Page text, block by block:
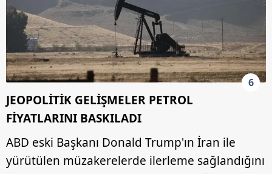
6698 sayılı Kişisel Verilerin Korunması Kanunu uyarınca
hazırlanmış Aydınlatma Metnimizi okumak ve sitemizde
ilgili mevzuata uygun olarak kullanılan çerezlerle ilgili bilgi
almak için lütfentıklayınız.
6
JEOPOLİTİK GELİŞMELER PETROL
FİYATLARINI BASKILADI
ABD eski Başkanı Donald Trump'ın İran ile
yürütülen müzakerelerde ilerleme sağlandığını